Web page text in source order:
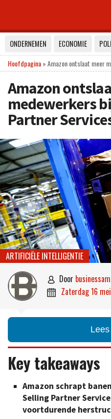
ONDERNEMEN ECONOMIE
Hoofdpagina»Amazon ontslaat meer
Amazon
medewerkers
Partner
ARTIFICIËLE INTELLIGENTIE
 door
 zaterdag 16
Key takeaways
Amazon schrapt
Selling Partner
voortdurende